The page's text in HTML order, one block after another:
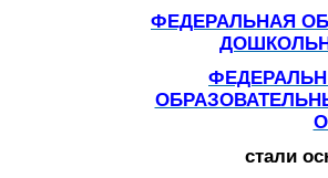
ФЕДЕРАЛЬНАЯ
стали